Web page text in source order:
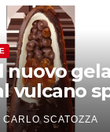
nuovo
vulcano
CARLO SCATOZZA